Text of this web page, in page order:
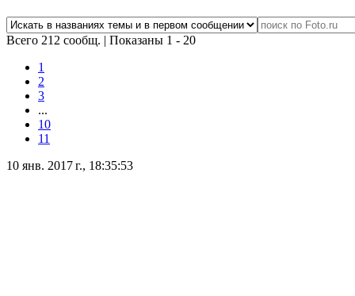
Всего 212 сообщ. | Показаны 1 - 20
1
2
3
...
10
11
10 янв. 2017 г., 18:35:53